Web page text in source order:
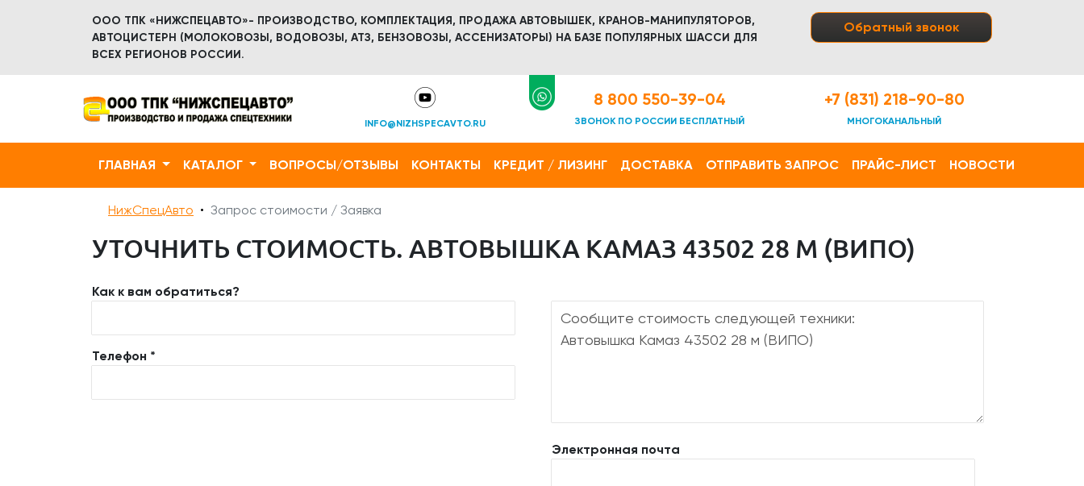
ООО ТПК «НИЖСПЕЦАВТО»- ПРОИЗВОДСТВО, КОМПЛЕКТАЦИЯ, ПРОДАЖА АВТОВЫШЕК, КРАНОВ-МАНИПУЛЯТОРОВ,
АВТОЦИСТЕРН (МОЛОКОВОЗЫ, ВОДОВОЗЫ, АТЗ, БЕНЗОВОЗЫ, АССЕНИЗАТОРЫ) НА БАЗЕ ПОПУЛЯРНЫХ ШАССИ ДЛЯ
ВСЕХ РЕГИОНОВ РОССИИ.
Обратный звонок
INFO@NIZHSPECAVTO.RU
8 800 550-39-04
ЗВОНОК ПО РОССИИ БЕСПЛАТНЫЙ
+7 (831) 218-90-80
МНОГОКАНАЛЬНЫЙ
ГЛАВНАЯ КАТАЛОГ ВОПРОСЫ/ОТЗЫВЫ КОНТАКТЫ КРЕДИТ / ЛИЗИНГ ДОСТАВКА ОТПРАВИТЬ ЗАПРОС ПРАЙС-ЛИСТ НОВОСТИ
НижСпецАвто Запрос стоимости / Заявка
УТОЧНИТЬ СТОИМОСТЬ. АВТОВЫШКА КАМАЗ 43502 28 М (ВИПО)
Как к вам обратиться?
Телефон *
Электронная почта